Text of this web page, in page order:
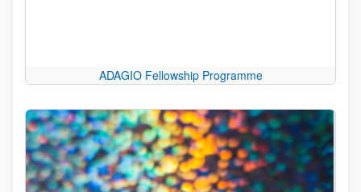
ADAGIO Fellowship Programme